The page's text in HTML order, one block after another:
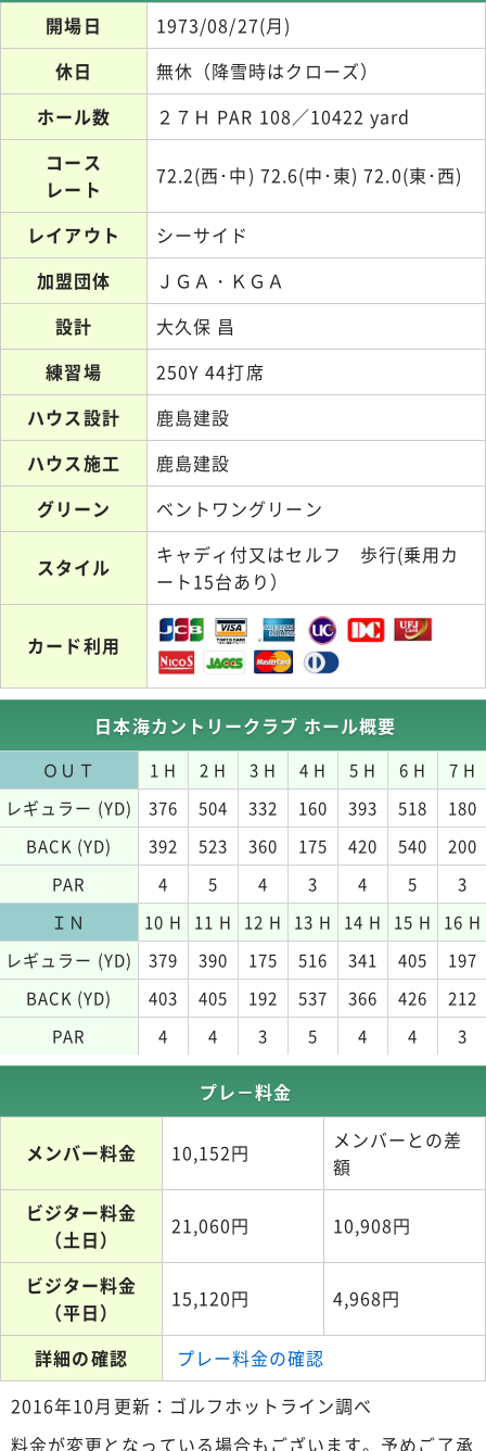
開場日
1973/08/27(月)
休日
無休（降雪時はクローズ）
ホール数
２７Ｈ PAR 108／10422 yard
コース
レート
72.2(西･中) 72.6(中･東) 72.0(東･西)
レイアウト
シーサイド
加盟団体
ＪＧＡ・ＫＧＡ
設計
大久保 昌
練習場
250Y 44打席
ハウス設計
鹿島建設
ハウス施工
鹿島建設
グリーン
ベントワングリーン
スタイル
キャディ付又はセルフ 歩行(乗用カ
ート15台あり）
カード利用
日本海カントリークラブ ホール概要
ＯＵＴ 1 H 2 H 3 H 4 H 5 H 6 H
7 H
レギュラー (YD)
376 504 332 160 393 518
180
BACK (YD)
392 523 360 175 420 540
200
PAR
4 5 4 3 4 5
3
ＩＮ
10 H 11 H 12 H 13 H 14 H 15 H
16 H
レギュラー (YD)
379 390 175 516 341 405
197
BACK (YD)
403 405 192 537 366 426
212
PAR
4 4 3 5 4 4 3
プレ－料金
メンバー料金 10,152円
メンバーとの差
額
ビジター料金
（土日）
21,060円 10,908円
ビジター料金
（平日）
15,120円 4,968円
詳細の確認
プレー料金の確認
2016年10月更新：ゴルフホットライン調べ
料金が変更となっている場合もございます。予めご了承